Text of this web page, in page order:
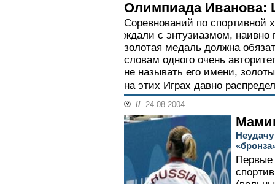
Олимпиада Иванова:
Соревнований по
ждали с энтузиазмом, наивно
золотая медаль должна
словам одного очень
не называть его имени,
на этих Играх давно
// 24.08.2004